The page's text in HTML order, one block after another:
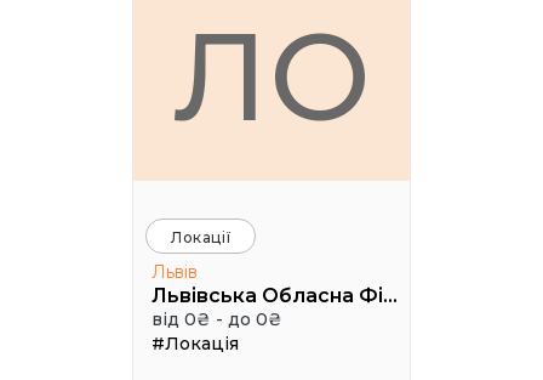
ЛО
Локації
Львів
Львівська Обласна Філармонія
від 0₴ - до 0₴
#Локація